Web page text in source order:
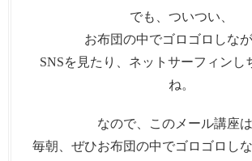
でも、ついつい、
お布団の中でゴロゴロしなが
SNSを見たり、ネットサーフィンし
ね。
なので、このメール講座は
毎朝、ぜひお布団の中でゴロゴロし